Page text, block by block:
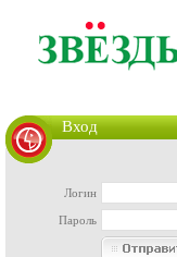
Вход
Логин
Пароль